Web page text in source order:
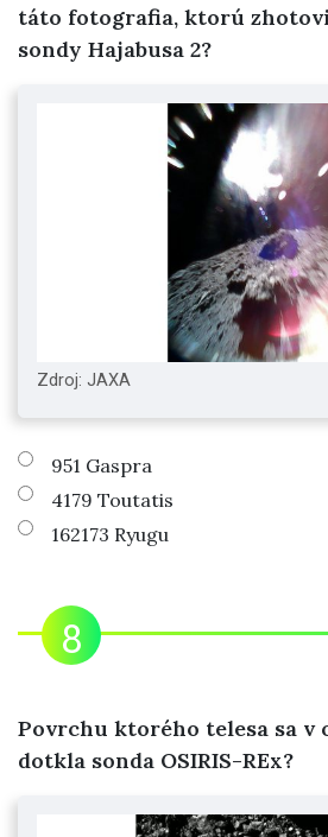
táto fotografia, ktorú
sondy Hajabusa 2?
Zdroj: JAXA
951 Gaspra
4179 Toutatis
162173 Ryugu
Povrchu ktorého telesa sa v
dotkla sonda OSIRIS-REx?